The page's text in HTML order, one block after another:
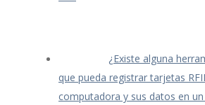
¿Existe alguna
que pueda registrar tarjetas
computadora y sus datos en